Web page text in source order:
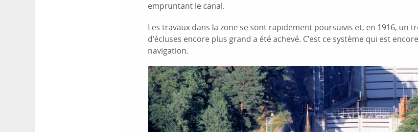
empruntant le canal.
Les travaux dans la zone se sont rapidement poursuivis et, en 1916, un
d’écluses encore plus grand a été achevé. C’est ce système qui est
navigation.